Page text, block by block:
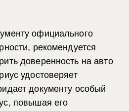
официального
рекомендуется
доверенность на авто
удостоверяет
документу особый
повышая его